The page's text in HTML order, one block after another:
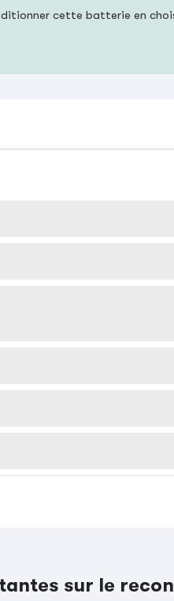
cette batterie en
sur le